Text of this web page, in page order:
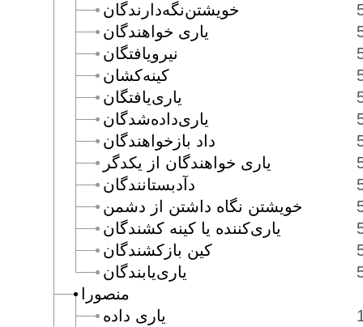
منصورا
خويشتن‌نگه‌دارندگان
يارى خواهندگان
نيرويافتگان
كينه‌كشان
يارى‌يافتگان
يارى‌داده‌شدگان
داد بازخواهندگان
يارى خواهندگان از يكدگر
دآدبستانندگان
خويشتن نگاه داشتن از دشمن
يارى‌كننده يا كينه كشندگان
كين بازكشندگان
يارى‌يابندگان
يارى داده